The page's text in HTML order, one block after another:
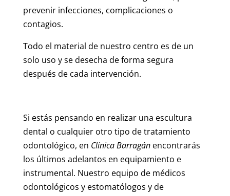
prevenir infecciones, complicaciones o
contagios.
Todo el material de nuestro centro es de un
solo uso y se desecha de forma segura
después de cada intervención.
Si estás pensando en realizar una escultura
dental o cualquier otro tipo de tratamiento
odontológico, en Clínica Barragánencontrarás
los últimos adelantos en equipamiento e
instrumental. Nuestro equipo de médicos
odontológicos y estomatólogos y de